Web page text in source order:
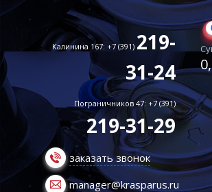
Калинина 167: +7 (391) 219-
31-24
Пограничников 47: +7 (391)
219-31-29
заказать звонок
manager@krasparus.ru